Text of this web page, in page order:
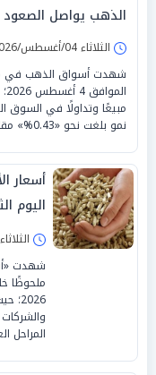
الذهب يواصل الصعود في
الثلاثاء 04/أغسطس/2026 - 02:57 م
شهدت أسواق الذهب في مصر
نمو بلغت نحو «0.43%» مقارنة بتعاملات اليوم السابق.
أسعار
اليوم
الثلاثاء 04/أغسطس/2026 - 10:00 ص
شهدت
المراحل